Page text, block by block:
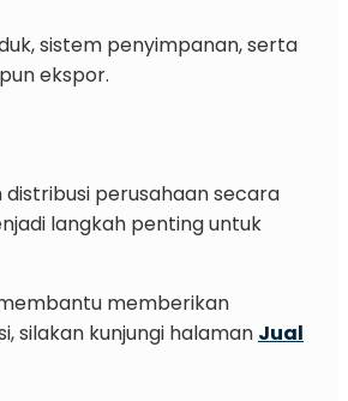
sistem penyimpanan, serta
ekspor.
perusahaan secara
langkah penting untuk
memberikan
silakan kunjungi halaman Jual